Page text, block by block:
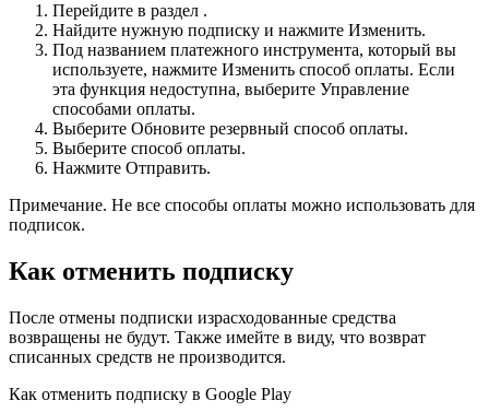
Перейдите в раздел .
Найдите нужную подписку и нажмите Изменить.
Под названием платежного инструмента, который вы
используете, нажмите Изменить способ оплаты. Если
эта функция недоступна, выберите Управление
способами оплаты.
Выберите Обновите резервный способ оплаты.
Выберите способ оплаты.
Нажмите Отправить.
Примечание. Не все способы оплаты можно использовать для
подписок.
Как отменить подписку
После отмены подписки израсходованные средства
возвращены не будут. Также имейте в виду, что возврат
списанных средств не производится.
Как отменить подписку в Google Play